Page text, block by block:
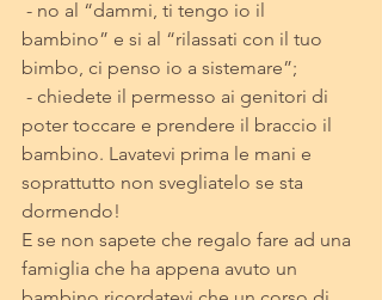
bambino” e si al “rilassati con il tuo
bimbo, ci penso io a sistemare”;
poter toccare e prendere il braccio il
bambino. Lavatevi prima le mani e
soprattutto non svegliatelo se sta
dormendo!
E se non sapete che regalo fare ad una
famiglia che ha appena avuto un